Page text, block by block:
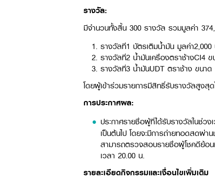
รางวัล:
มีจำนวนทั้งสิ้น 300 รางวัล รวมมูลค่า
รางวัลที่1 บัตรเติมน้ำมัน มูลค่า
รางวัลที่2 น้ำมันเครื่องตราช้างCI4
รางวัลที่3 น้ำมันUDT ตราช้าง ขนา
โดยผู้เข้าร่วมรายการมีสิทธิ์รับรางวัลสูงสุ
การประกาศผล:
ประกาศรายชื่อผู้ที่ได้รับรางวัลในช่
เป็นต้นไป โดยจะมีการถ่ายทอดสดผ่
สามารถตรวจสอบรายชื่อผู้โชคดีย้อ
เวลา 20.00 น.
รายละเอียดกิจกรรมและเงื่อนไขเพิ่มเติม